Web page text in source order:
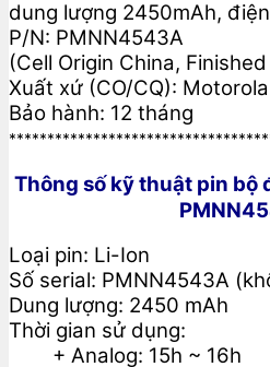
dung lượng 2450mAh,
P/N: PMNN4543A
(Cell Origin China,
Xuất xứ (CO/CQ):
Bảo hành: 12 tháng
Thông số kỹ thuật pin bộ
Loại pin: Li-Ion
Số serial: PMNN4543A
Dung lượng: 2450 mAh
Thời gian sử dụng:
+ Analog: 15h ~ 16h